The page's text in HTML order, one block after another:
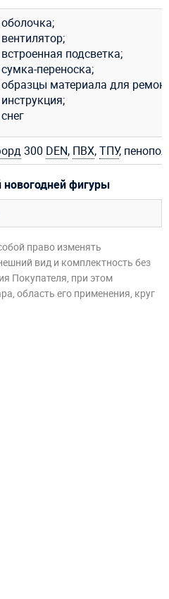
оболочка;
вентилятор;
встроенная подсветка;
сумка-переноска;
образцы материала для
инструкция;
снег
300 DEN, ПВХ,ТПУ,
новогодней фигуры
право изменять
вид и комплектность без
Покупателя, при этом
область его применения, круг